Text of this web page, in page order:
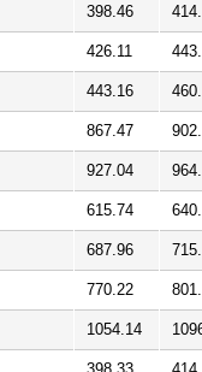
398.46
426.11
443.16
867.47
927.04
615.74
687.96
770.22
1054.14
398.33